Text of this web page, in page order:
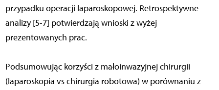
przypadku operacji laparoskopowej. Retrospektywne
analizy [5-7] potwierdzają wnioski z wyżej
prezentowanych prac.
Podsumowując korzyści z małoinwazyjnej chirurgii
(laparoskopia vs chirurgia robotowa) w porównaniu z